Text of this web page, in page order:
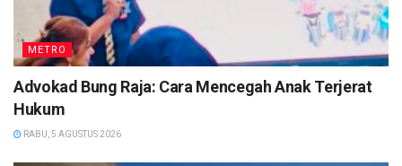
METRO
Advokad Bung Raja: Cara Mencegah Anak Terjerat
Hukum
RABU, 5 AGUSTUS 2026